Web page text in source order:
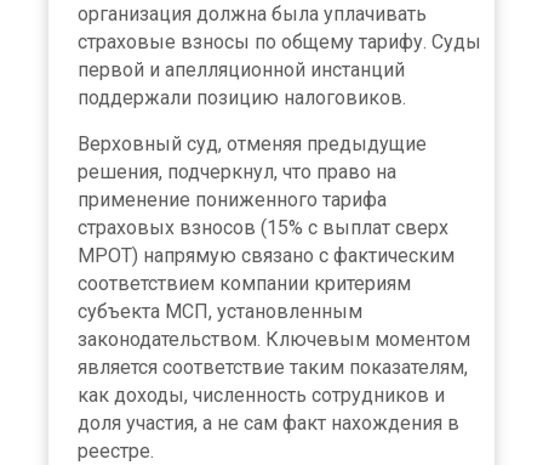
организация должна была уплачивать
страховые взносы по общему тарифу. Суды
первой и апелляционной инстанций
поддержали позицию налоговиков.
Верховный суд, отменяя предыдущие
решения, подчеркнул, что право на
применение пониженного тарифа
страховых взносов (15% с выплат сверх
МРОТ) напрямую связано с фактическим
соответствием компании критериям
субъекта МСП, установленным
законодательством. Ключевым моментом
является соответствие таким показателям,
как доходы, численность сотрудников и
доля участия, а не сам факт нахождения в
реестре.